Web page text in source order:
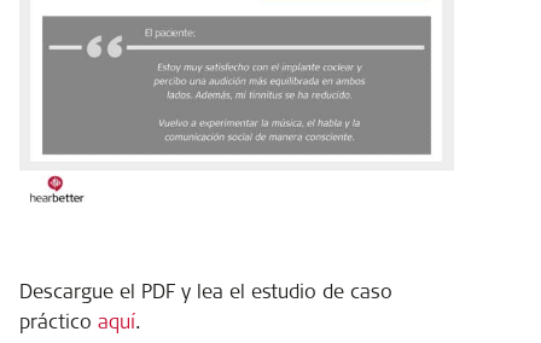
Descargue el PDF y lea el estudio de caso
práctico aquí.